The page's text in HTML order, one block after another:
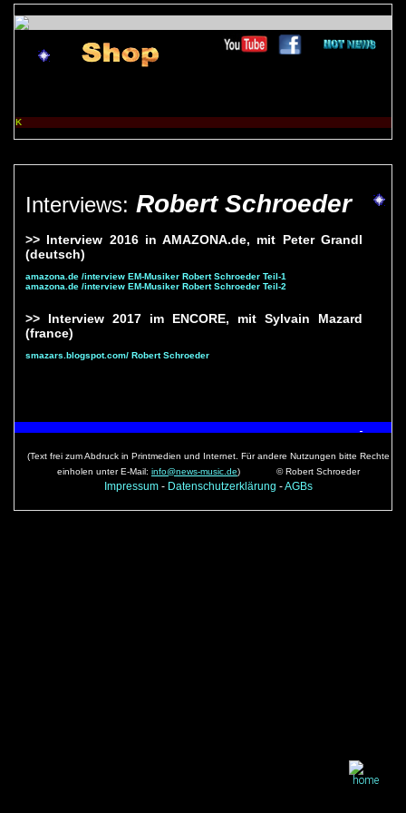
K
Interviews: Robert Schroeder
>> Interview 2016 in AMAZONA.de, mit Peter Grandl
(deutsch)
amazona.de /interview EM-Musiker Robert Schroeder Teil-1
amazona.de /interview EM-Musiker Robert Schroeder Teil-2
>> Interview 2017 im ENCORE, mit Sylvain Mazard
(france)
smazars.blogspot.com/ Robert Schroeder
(Text frei zum Abdruck in Printmedien und Internet. Für andere Nutzungen bitte Rechte
einholen unter E-Mail: info@news-music.de) © Robert Schroeder
Impressum - Datenschutzerklärung -AGBs